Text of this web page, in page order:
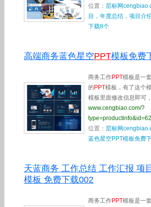
位置： 层标网
目，年度总结，项目介
下载8个
高端商务蓝色星空PPT模板免费
商务工作PPT模板是一
的 PPT模板，有了这个
模板里面修改信息即可
www.cengbiao.com/?
type=productinfo&id=62
位置： 层标网
蓝色星空PPT模板免费
天蓝商务 工作总结 工作汇报 项
模板 免费下载002
商务工作PPT模板是一